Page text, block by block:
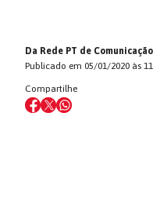
Da Rede PT de Comunicação
Publicado em 05/01/2020 às
Compartilhe